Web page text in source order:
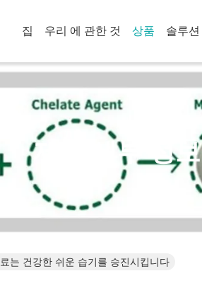
집 우리 에 관한 것 상품 솔루션
제품 세부 정보
는 건강한 쉬운 습기를 승진시킵니다